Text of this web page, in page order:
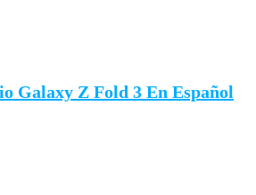
Galaxy Z Fold 3 En Español